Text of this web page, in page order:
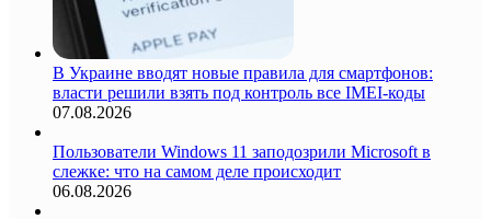
В Украине вводят новые правила для смартфонов:
власти решили взять под контроль все IMEI-коды
07.08.2026
Пользователи Windows 11 заподозрили Microsoft в
слежке: что на самом деле происходит
06.08.2026